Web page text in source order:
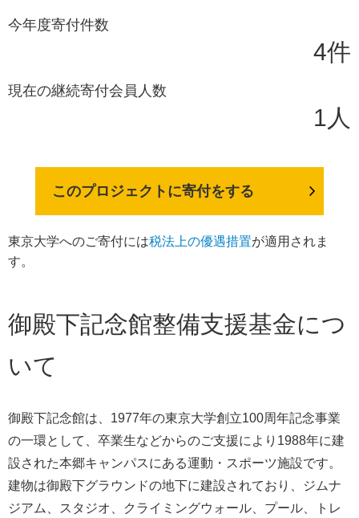
今年度寄付件数
4件
現在の継続寄付会員人数
1人
このプロジェクトに寄付をする
東京大学へのご寄付には税法上の優遇措置が適用されま
す。
御殿下記念館整備支援基金につ
いて
御殿下記念館は、1977年の東京大学創立100周年記念事業
の一環として、卒業生などからのご支援により1988年に建
設された本郷キャンパスにある運動・スポーツ施設です。
建物は御殿下グラウンドの地下に建設されており、ジムナ
ジアム、スタジオ、クライミングウォール、プール、トレ